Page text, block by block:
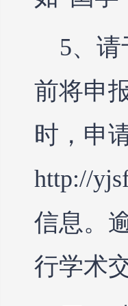
5、请
前将申
时，申
http://
信息。
行学术